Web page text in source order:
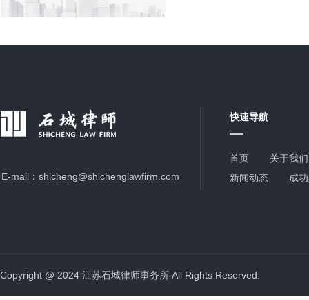
E-mail： shicheng@shichenglawfirm.com
快速导航
首页
关于我们
新闻动态
成
Copyright @ 2024 江苏石城律师事务所 All Rights Reserved.